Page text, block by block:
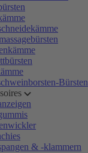
Bürsten
& -klammern